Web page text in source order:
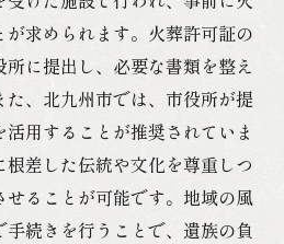
求められます。火葬許可証の
に提出し、必要な書類を整え
た、北九州市では、市役所が提
用することが推奨されていま
差した伝統や文化を尊重しつ
ることが可能です。地域の風
続きを行うことで、遺族の負